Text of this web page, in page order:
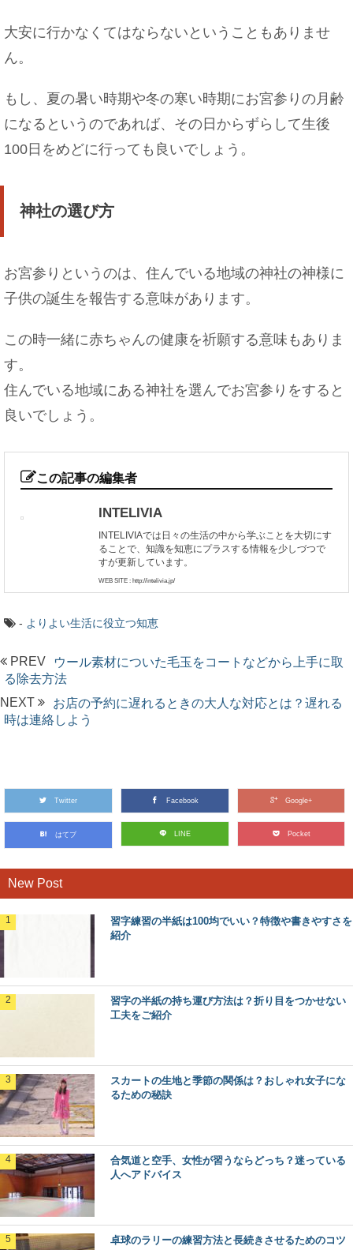
大安に行かなくてはならないということもありませ
ん。
もし、夏の暑い時期や冬の寒い時期にお宮参りの月齢
になるというのであれば、その日からずらして生後
100日をめどに行っても良いでしょう。
神社の選び方
お宮参りというのは、住んでいる地域の神社の神様に
子供の誕生を報告する意味があります。
この時一緒に赤ちゃんの健康を祈願する意味もありま
す。
住んでいる地域にある神社を選んでお宮参りをすると
良いでしょう。
この記事の編集者
INTELIVIA
INTELIVIAでは日々の生活の中から学ぶことを大切にす
ることで、知識を知恵にプラスする情報を少しづつで
すが更新しています。
WEB SITE : http://intelivia.jp/
- よりよい生活に役立つ知恵
PREV
ウール素材についた毛玉をコートなどから上手に取
る除去方法
NEXT
お店の予約に遅れるときの大人な対応とは？遅れる
時は連絡しよう
Twitter Facebook Google+
はてブ LINE Pocket
New Post
習字練習の半紙は100均でいい？特徴や書きやすさを
紹介
習字の半紙の持ち運び方法は？折り目をつかせない
工夫をご紹介
スカートの生地と季節の関係は？おしゃれ女子にな
るための秘訣
合気道と空手、女性が習うならどっち？迷っている
人へアドバイス
卓球のラリーの練習方法と長続きさせるためのコツ